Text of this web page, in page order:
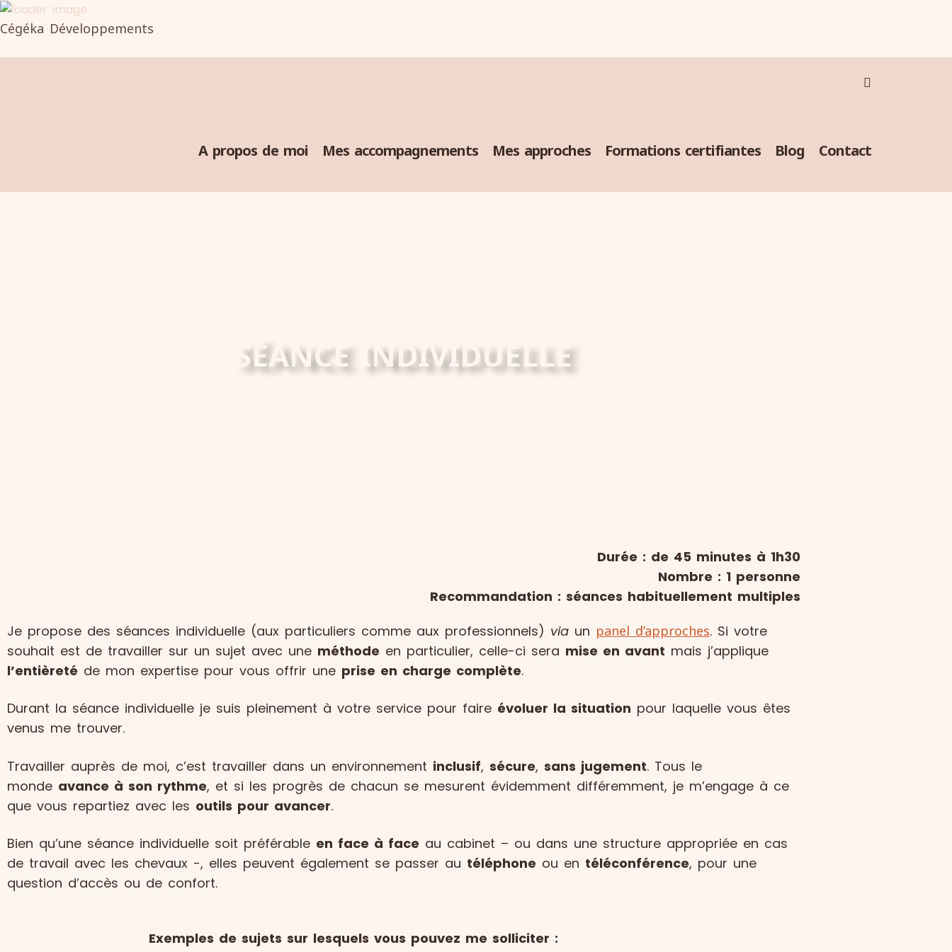
Cégéka Développements
A propos de moi Mes accompagnements Mes approches Formations certifiantes Blog Contact
SÉANCE INDIVIDUELLE
Durée : de 45 minutes à 1h30
Nombre : 1 personne
Recommandation : séances habituellement multiples
Je propose des séances individuelle (aux particuliers comme aux professionnels) via un panel d’approches. Si votre
souhait est de travailler sur un sujet avec une méthode en particulier, celle-ci sera mise en avant mais j’applique
l’entièreté de mon expertise pour vous offrir une prise en charge complète.
Durant la séance individuelle je suis pleinement à votre service pour faire évoluer la situation pour laquelle vous êtes
venus me trouver.
Travailler auprès de moi, c’est travailler dans un environnement inclusif, sécure, sans jugement. Tous le
monde avance à son rythme, et si les progrès de chacun se mesurent évidemment différemment, je m’engage à ce
que vous repartiez avec les outils pour avancer.
Bien qu’une séance individuelle soit préférable en face à face au cabinet – ou dans une structure appropriée en cas
de travail avec les chevaux -, elles peuvent également se passer au téléphone ou en téléconférence, pour une
question d’accès ou de confort.
Exemples de sujets sur lesquels vous pouvez me solliciter :